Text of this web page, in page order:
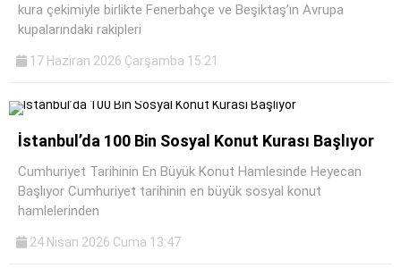
kura çekimiyle birlikte Fenerbahçe ve Beşiktaş’ın Avrupa
kupalarındaki rakipleri
17 Haziran 2026 Çarşamba 15:21
İstanbul’da 100 Bin Sosyal Konut Kurası Başlıyor
Cumhuriyet Tarihinin En Büyük Konut Hamlesinde Heyecan
Başlıyor Cumhuriyet tarihinin en büyük sosyal konut
hamlelerinden
24 Nisan 2026 Cuma 13:47